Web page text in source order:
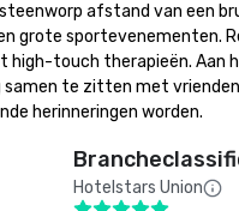
afstand van een
grote sportevenementen.
touch therapieën. Aan
te zitten met
herinneringen worden.
Hotelstars Union